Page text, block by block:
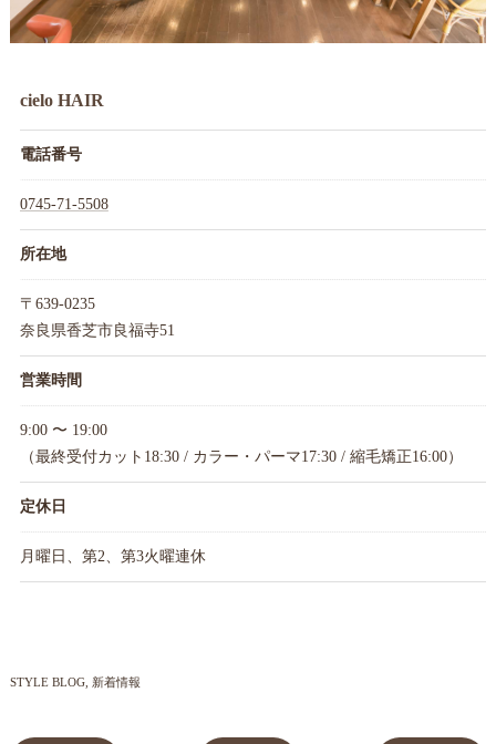
cielo HAIR
電話番号
0745-71-5508
所在地
〒639-0235
奈良県香芝市良福寺51
営業時間
9:00 〜 19:00
（最終受付カット18:30 / カラー・パーマ17:30 / 縮毛矯正16:00）
定休日
月曜日、第2、第3火曜連休
STYLE BLOG 新着情報